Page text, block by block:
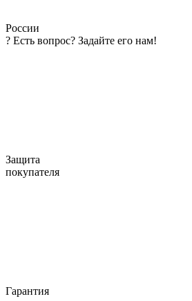
России
? Есть вопрос? Задайте его нам!
Защита
покупателя
Гарантия